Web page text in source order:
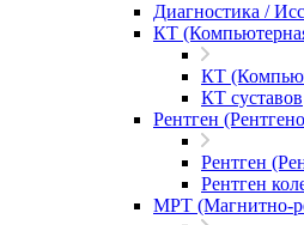
Диагностика /
КТ
КТ
КТ суставов
Рентген
Рентген
Рентген
МРТ (Магнитно-